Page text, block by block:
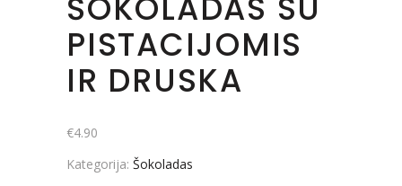
PISTACIJOMIS
IR DRUSKA
€4.90
Kategorija: Šokoladas